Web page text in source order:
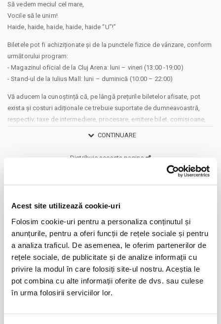
Acest site utilizează cookie-uri
Folosim cookie-uri pentru a personaliza conținutul și
anunțurile, pentru a oferi funcții de rețele sociale și pentru
a analiza traficul. De asemenea, le oferim partenerilor de
rețele sociale, de publicitate și de analize informații cu
privire la modul în care folosiți site-ul nostru. Aceștia le
pot combina cu alte informații oferite de dvs. sau culese
în urma folosirii serviciilor lor.
Să vedem meciul cel mare,
Vocile să le unim!
Haide, haide, haide, haide, haide “U”!”
Biletele pot fi achiziționate și de la punctele fizice de vânzare, conform
următorului program:
- Magazinul oficial de la Cluj Arena: luni – vineri (13:00 -19:00)
- Stand-ul de la Iulius Mall: luni – duminică (10:00 – 22:00)
Vă aducem la cunoștință că, pe lângă prețurile biletelor afisate, pot
exista și costuri adiționale ce trebuie suportate de dumneavoastră,
respectiv: taxe de intermediere, procesare, emitere bilet, comisioane,
opta pentru încheierea unei asigurări de bilete), costuri identificate
Prin cumpărarea unui bilet sau abonament de pe site-ul nostru Bilete.ro,
cumpărătorul se obligă să respecte Regulile de participare și acces la
Taxă procesare - 2 lei
Un bilet este valabil pentru o singură persoană. Toți participanții la
eveniment, adulți și copii, trebuie să dețină un bilet sau abonament,
indiferent de vârstă.
Vă rugăm să respectați orele de acces în stadion inscripționate pe
CONTINUARE
Distribuie aceasta pagina
Evenimente similare
Abonamente FC Universitatea Cluj
Cluj-Napoca
BILETE
01
iun